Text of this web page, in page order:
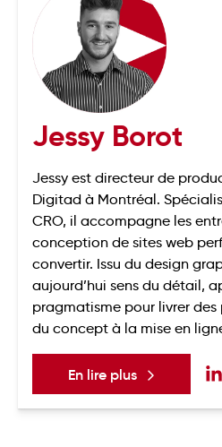
Jessy Borot
Jessy est directeur de
Digitad à Montréal.
CRO, il accompagne les
conception de sites web
convertir. Issu du design
aujourd’hui sens du détail,
pragmatisme pour livrer
du concept à la mise en
En lire plus